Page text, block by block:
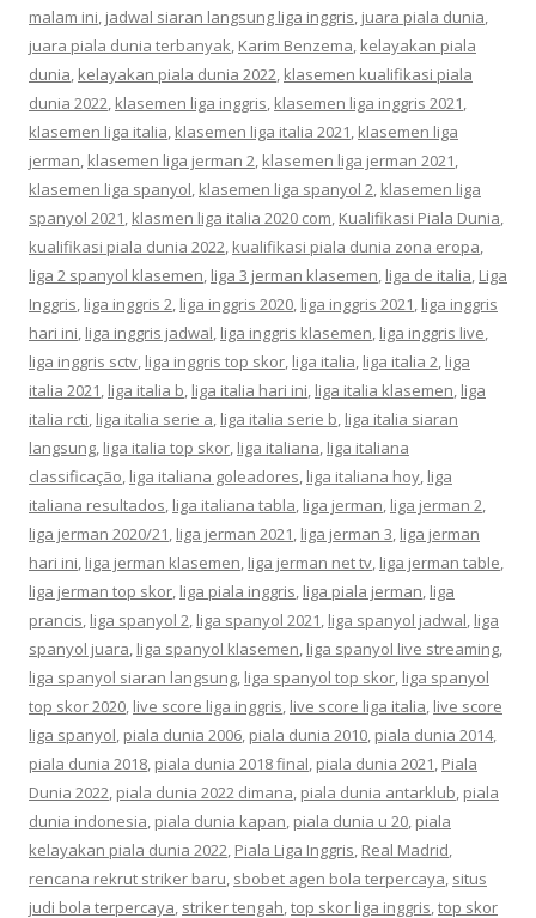
malam ini, jadwal siaran langsung liga inggris, juara piala dunia,
juara piala dunia terbanyak, Karim Benzema, kelayakan piala
dunia, kelayakan piala dunia 2022, klasemen kualifikasi piala
dunia 2022, klasemen liga inggris, klasemen liga inggris 2021,
klasemen liga italia, klasemen liga italia 2021, klasemen liga
jerman, klasemen liga jerman 2, klasemen liga jerman 2021,
klasemen liga spanyol, klasemen liga spanyol 2, klasemen liga
spanyol 2021, klasmen liga italia 2020 com, Kualifikasi Piala Dunia,
kualifikasi piala dunia 2022, kualifikasi piala dunia zona eropa,
liga 2 spanyol klasemen, liga 3 jerman klasemen, liga de italia, Liga
Inggris, liga inggris 2, liga inggris 2020, liga inggris 2021, liga inggris
hari ini, liga inggris jadwal, liga inggris klasemen, liga inggris live,
liga inggris sctv, liga inggris top skor, liga italia, liga italia 2, liga
italia 2021, liga italia b, liga italia hari ini, liga italia klasemen, liga
italia rcti, liga italia serie a, liga italia serie b, liga italia siaran
langsung, liga italia top skor, liga italiana, liga italiana
classificação, liga italiana goleadores, liga italiana hoy, liga
italiana resultados, liga italiana tabla, liga jerman, liga jerman 2,
liga jerman 2020/21, liga jerman 2021, liga jerman 3, liga jerman
hari ini, liga jerman klasemen, liga jerman net tv, liga jerman table,
liga jerman top skor, liga piala inggris, liga piala jerman, liga
prancis, liga spanyol 2, liga spanyol 2021, liga spanyol jadwal, liga
spanyol juara, liga spanyol klasemen, liga spanyol live streaming,
liga spanyol siaran langsung, liga spanyol top skor, liga spanyol
top skor 2020, live score liga inggris, live score liga italia, live score
liga spanyol, piala dunia 2006, piala dunia 2010, piala dunia 2014,
piala dunia 2018, piala dunia 2018 final, piala dunia 2021, Piala
Dunia 2022, piala dunia 2022 dimana, piala dunia antarklub, piala
dunia indonesia, piala dunia kapan, piala dunia u 20, piala
kelayakan piala dunia 2022, Piala Liga Inggris, Real Madrid,
rencana rekrut striker baru, sbobet agen bola terpercaya, situs
judi bola terpercaya, striker tengah,top skor liga inggris,top skor